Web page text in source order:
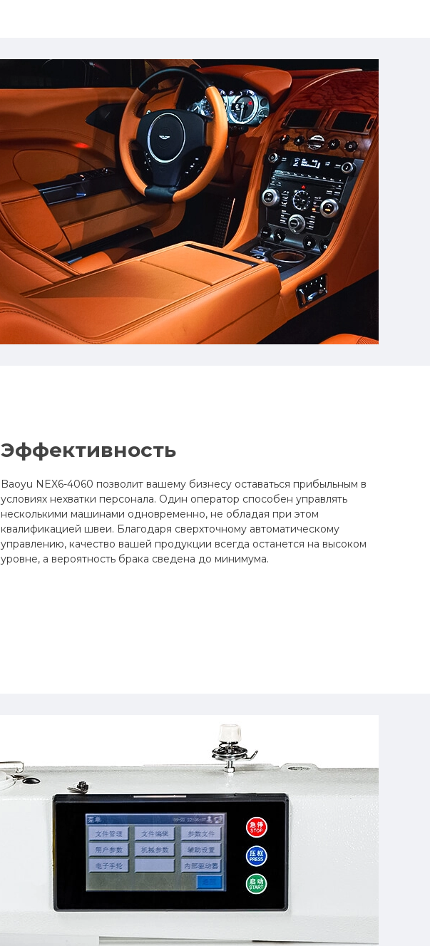
Эффективность
Baoyu NEX6-4060 позволит вашему бизнесу оставаться прибыльным в
условиях нехватки персонала. Один оператор способен управлять
несколькими машинами одновременно, не обладая при этом
квалификацией швеи. Благодаря сверхточному автоматическому
управлению, качество вашей продукции всегда останется на высоком
уровне, а вероятность брака сведена до минимума.